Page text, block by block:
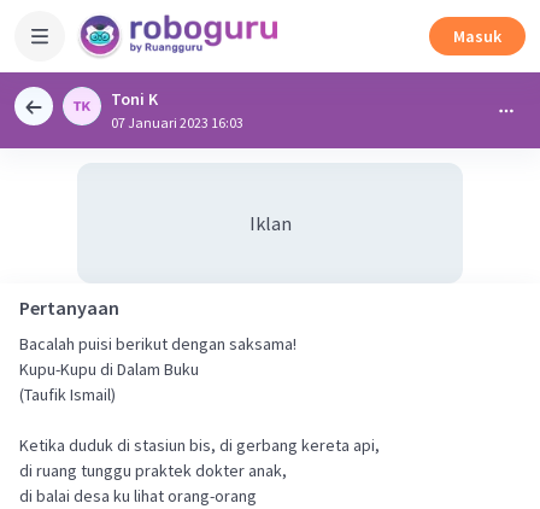
Masuk
Toni K
07 Januari 2023 16:03
Iklan
Pertanyaan
Bacalah puisi berikut dengan saksama!
Kupu-Kupu di Dalam Buku
(Taufik Ismail)
Ketika duduk di stasiun bis, di gerbang kereta api,
di ruang tunggu praktek dokter anak,
di balai desa ku lihat orang-orang